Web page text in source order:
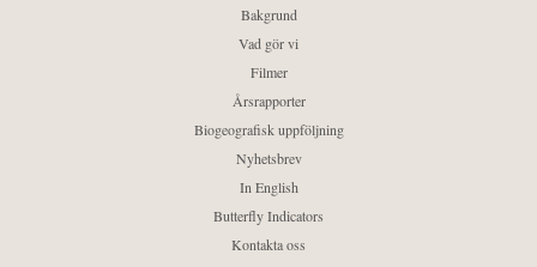
Bakgrund
Vad gör vi
Filmer
Årsrapporter
Biogeografisk uppföljning
Nyhetsbrev
In English
Butterfly Indicators
Kontakta oss